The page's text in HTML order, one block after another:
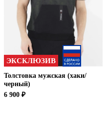
ЭКСКЛЮЗИВ
Толстовка мужская (хаки/
черный)
6 900 ₽